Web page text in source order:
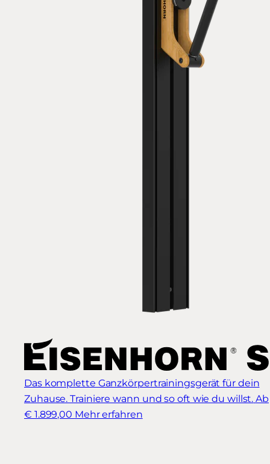
Das komplette Ganzkörpertrainingsgerät für dein
Zuhause. Trainiere wann und so oft wie du willst. Ab
€ 1.899,00 Mehr erfahren